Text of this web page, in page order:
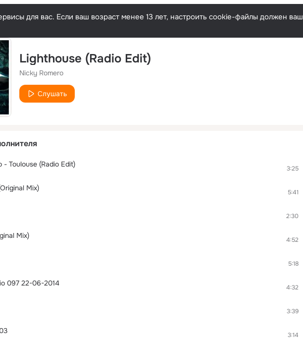
для вас. Если ваш возраст менее 13 лет, настроить cookie-файлы должен ваш
Lighthouse (Radio Edit)
Nicky Romero
Слушать
- Toulouse (Radio Edit) 3:25
Mix) 5:41
2:30
Mix) 4:52
5:18
097 22-06-2014 4:32
3:39
3:14